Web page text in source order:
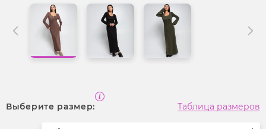
Выберите размер: Таблица размеров